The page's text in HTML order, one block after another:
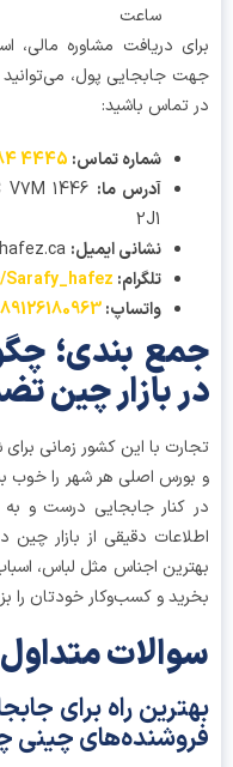
دریافت مشاوره مالی،
جابجایی پول، می‌توانید از
باشید:
شماره تماس:
4445 984 604 1+
آدرس ما:
BC V7M
نشانی ایمیل:
Office@sarafyhafez.ca
تلگرام :
t.me/Sarafy_hafez
واتساپ:
+989126180963
بندی؛
بازار چین
با این کشور زمانی برای شما
اصلی هر شهر را خوب
کنار جابجایی درست و به
دقیقی از بازار چین
اجناس مثل لباس،
و کسب‌وکار خودتان را بزرگ‌تر
متداول
راه برای
چینی چیه؟